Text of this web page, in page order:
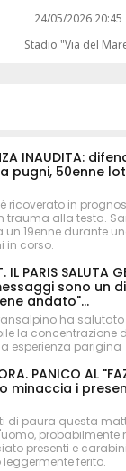
24/05/2026 20:45
Stadio "Via del
INAUDITA:
pugni, 50enne
ricoverato in
trauma alla testa.
un 19enne durante
in corso.
IL PARIS SALUTA
sono un
andato"...
ha
la concentrazione
esperienza parigina
PANICO AL
minaccia i
di paura questa
probabilmente
presenti e
ferito.